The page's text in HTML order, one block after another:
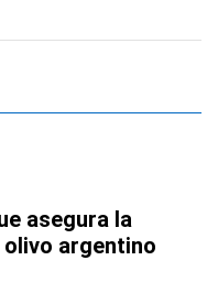
asegura la
argentino